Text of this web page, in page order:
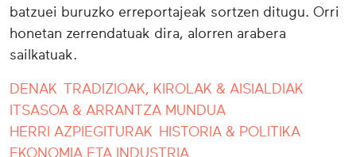
batzuei buruzko erreportajeak sortzen ditugu. Orri
honetan zerrendatuak dira, alorren arabera
sailkatuak.
DENAK TRADIZIOAK, KIROLAK & AISIALDIAK
ITSASOA & ARRANTZA MUNDUA
HERRI AZPIEGITURAK HISTORIA & POLITIKA
EKONOMIA ETA INDUSTRIA